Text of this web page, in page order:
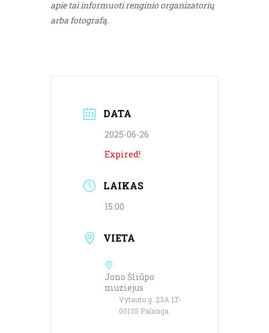
apie tai informuoti renginio organizatorių
arba fotografą.
DATA
2025-06-26
Expired!
LAIKAS
15:00
VIETA
Jono Šliūpo
muziejus
Vytauto g. 23A LT-
00135 Palanga